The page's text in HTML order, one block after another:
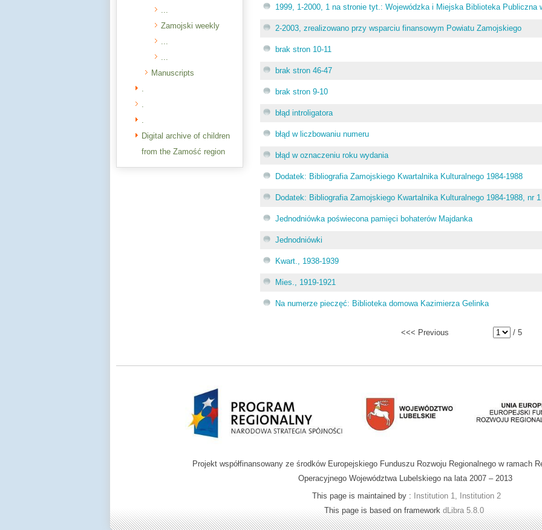
...
Zamojski weekly
...
...
Manuscripts
.
.
.
Digital archive of children
from the Zamość region
1999, 1-2000, 1 na stronie tyt.: Wojewódzka i Miejska Biblioteka Publiczna
2-2003, zrealizowano przy wsparciu finansowym Powiatu Zamojskiego
brak stron 10-11
brak stron 46-47
brak stron 9-10
błąd introligatora
błąd w liczbowaniu numeru
błąd w oznaczeniu roku wydania
Dodatek: Bibliografia Zamojskiego Kwartalnika Kulturalnego 1984-1988
Dodatek: Bibliografia Zamojskiego Kwartalnika Kulturalnego 1984-1988, nr 1
Jednodniówka poświecona pamięci bohaterów Majdanka
Jednodniówki
Kwart., 1938-1939
Mies., 1919-1921
Na numerze pieczęć: Biblioteka domowa Kazimierza Gelinka
<<< Previous / 5
Projekt współfinansowany ze środków Europejskiego Funduszu Rozwoju Regionalnego w ramach
Operacyjnego Województwa Lubelskiego na lata 2007 – 2013
This page is maintained by : Institution 1, Institution 2
This page is based on framework dLibra 5.8.0